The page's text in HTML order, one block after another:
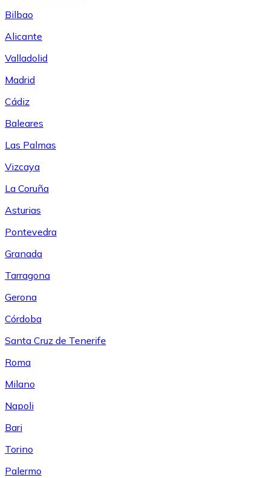
Bilbao
Alicante
Valladolid
Madrid
Cádiz
Baleares
Las Palmas
Vizcaya
La Coruña
Asturias
Pontevedra
Granada
Tarragona
Gerona
Córdoba
Santa Cruz de Tenerife
Roma
Milano
Napoli
Bari
Torino
Palermo